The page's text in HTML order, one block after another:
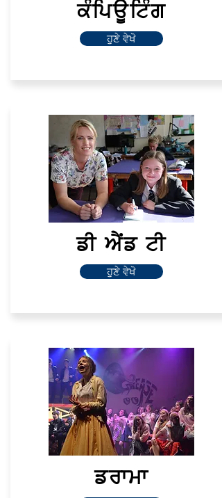
ਕੰਪਿਊਟਿੰਗ
ਹੁਣੇ ਵੇਖੋ
ਡੀ ਐਂਡ ਟੀ
ਹੁਣੇ ਵੇਖੋ
ਡਰਾਮਾ